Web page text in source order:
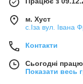
м. Хуст
с.Іза вул. Івана
Контакти
Сьогодні
Показати весь